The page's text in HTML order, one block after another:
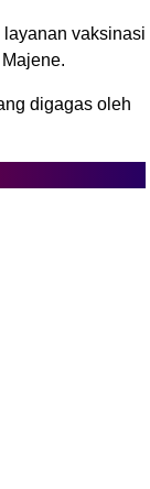
vaksinasi
digagas oleh